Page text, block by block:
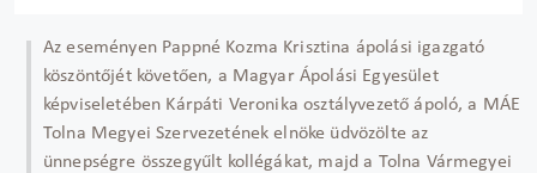
Az eseményen Pappné Kozma Krisztina ápolási igazgató
köszöntőjét követően, a Magyar Ápolási Egyesület
képviseletében Kárpáti Veronika osztályvezető ápoló, a MÁE
Tolna Megyei Szervezetének elnöke üdvözölte az
ünnepségre összegyűlt kollégákat, majd a Tolna Vármegyei